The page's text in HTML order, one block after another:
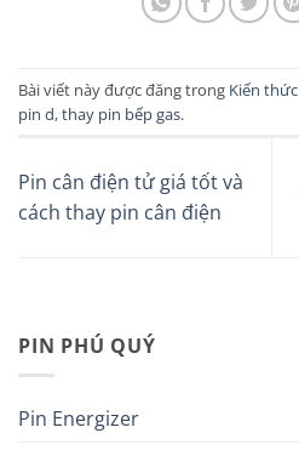
PIN PHÚ QUÝ
Pin Energizer
Bài viết này được đăng trong Kiến thức
pin d,thay pin bếp gas.
Pin cân điện tử giá tốt và
cách thay pin cân điện